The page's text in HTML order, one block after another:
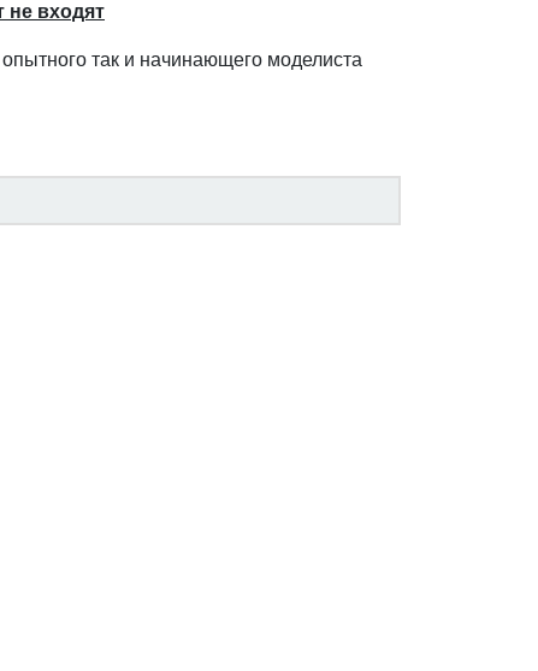
не входят
так и начинающего моделиста